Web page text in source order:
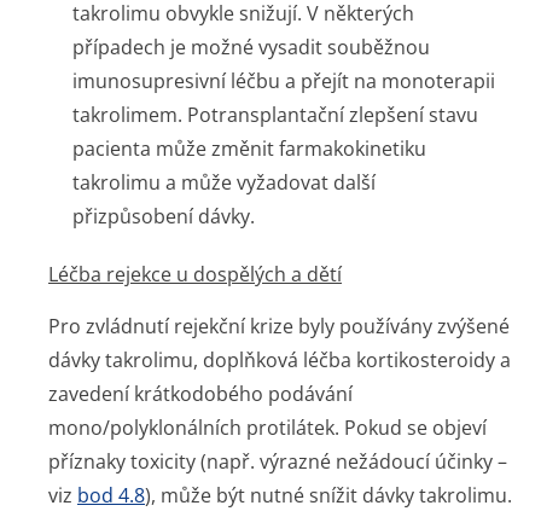
takrolimu obvykle snižují. V některých
případech je možné vysadit souběžnou
imunosupresivní léčbu a přejít na monoterapii
takrolimem. Potransplantační zlepšení stavu
pacienta může změnit farmakokinetiku
takrolimu a může vyžadovat další
přizpůsobení dávky.
Léčba rejekce u dospělých a dětí
Pro zvládnutí rejekční krize byly používány zvýšené
dávky takrolimu, doplňková léčba kortikosteroidy a
zavedení krátkodobého podávání
mono/polyklonálních protilátek. Pokud se objeví
příznaky toxicity (např. výrazné nežádoucí účinky –
viz bod 4.8), může být nutné snížit dávky takrolimu.